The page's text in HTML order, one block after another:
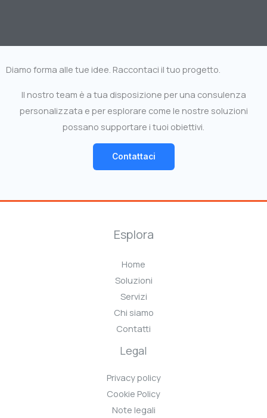
Diamo forma alle tue idee. Raccontaci il tuo progetto.
Il nostro team è a tua disposizione per una consulenza
personalizzata e per esplorare come le nostre soluzioni
possano supportare i tuoi obiettivi.
Contattaci
Esplora
Home
Soluzioni
Servizi
Chi siamo
Contatti
Legal
Privacy policy
Cookie Policy
Note legali